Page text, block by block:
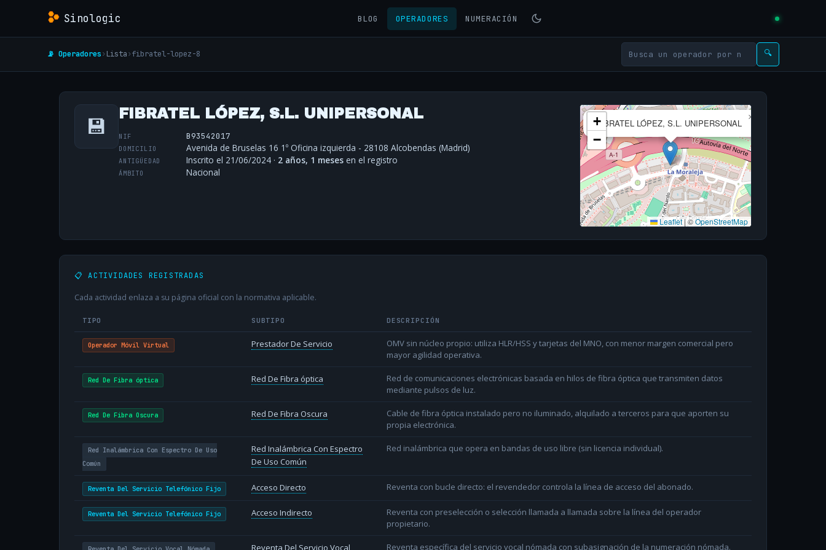
Sinologic BLOG OPERADORES NUMERACIÓN
📡 Operadores› Lista›fibratel-lopez-8 🔍
💾 FIBRATEL LÓPEZ, S.L. UNIPERSONAL
NIF B93542017
DOMICILIO Avenida de Bruselas 16 1º Oficina izquierda - 28108 Alcobendas (Madrid)
ANTIGÜEDAD Inscrito el 21/06/2024 · 2 años, 1 meses en el registro
ÁMBITO Nacional
FIBRATEL LÓPEZ, S.L. UNIPERSONAL
×
+
−
Leaflet |©OpenStreetMap
📋 ACTIVIDADES REGISTRADAS
Cada actividad enlaza a su página oficial con la normativa aplicable.
TIPO SUBTIPO DESCRIPCIÓN
Operador Móvil Virtual Prestador De Servicio
OMV sin núcleo propio: utiliza HLR/HSS y tarjetas del MNO, con menor margen comercial pero
mayor agilidad operativa.
Red De Fibra óptica Red De Fibra óptica
Red de comunicaciones electrónicas basada en hilos de fibra óptica que transmiten datos
mediante pulsos de luz.
Red De Fibra Oscura Red De Fibra Oscura
Cable de fibra óptica instalado pero no iluminado, alquilado a terceros para que aporten su
propia electrónica.
Red Inalámbrica Con Espectro De Uso
Común
Red Inalámbrica Con Espectro
De Uso Común
Red inalámbrica que opera en bandas de uso libre (sin licencia individual).
Reventa Del Servicio Telefónico Fijo Acceso Directo Reventa con bucle directo: el revendedor controla la línea de acceso del abonado.
Reventa Del Servicio Telefónico Fijo Acceso Indirecto
Reventa con preselección o selección llamada a llamada sobre la línea del operador
propietario.
Reventa Del Servicio Vocal Reventa específica del servicio vocal nómada con subasignación de la numeración nómada.